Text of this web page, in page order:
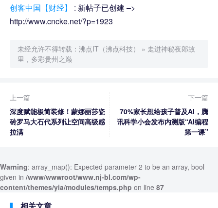
创客中国【财经】
: 新帖子已创建 –>
http://www.cncke.net/?p=1923
未经允许不得转载： 沸点IT（沸点科技） » 走进神秘夜郎故
里，多彩贵州之巅
上一篇
深度赋能极简装修！蒙娜丽莎瓷
砖罗马大石代系列让空间高级感
拉满
下一篇
70%家长想给孩子普及AI，腾
讯科学小会发布内测版“AI编程
第一课”
Warning: array_map(): Expected parameter 2 to be an array, bool
given in /www/wwwroot/www.nj-bl.com/wp-
content/themes/yia/modules/temps.php on line 87